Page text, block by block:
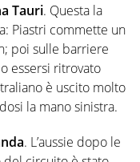
Tauri. Questa la
Piastri commette un
poi sulle barriere
essersi ritrovato
è uscito molto
la mano sinistra.
. L’aussie dopo le